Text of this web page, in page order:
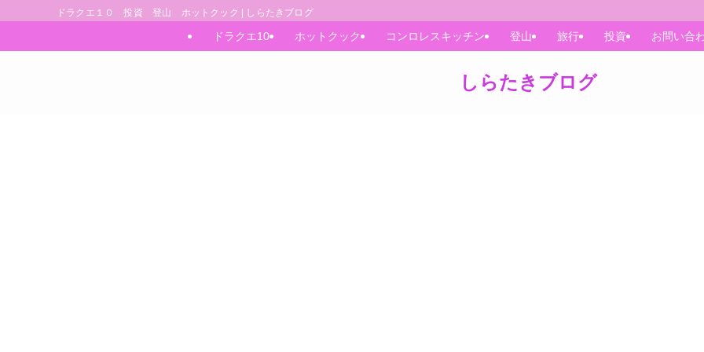
ドラクエ１０ 投資 登山 ホットクック | しらたきブログ
しらたきブログ
ドラクエ10 ホットクック コンロレスキッチン 登山 旅行 投資 お問い合